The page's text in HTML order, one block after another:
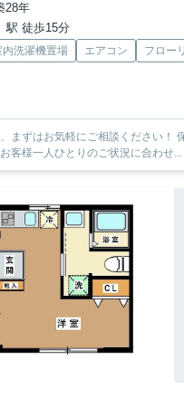
28年
駅 徒歩15分
内洗濯機置場 エアコン
フロー
お気軽にご相談ください！ 保証人・初期
客様一人ひとりのご状況に合わせ...